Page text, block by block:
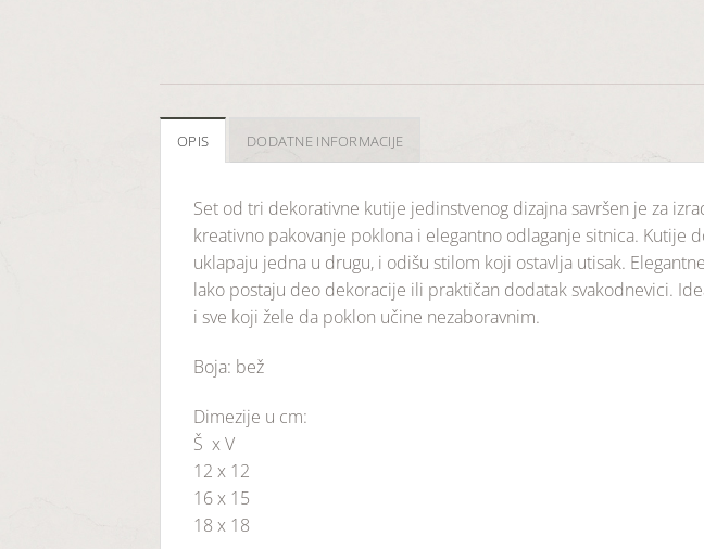
OPIS DODATNE INFORMACIJE
Set od tri dekorativne kutije jedinstvenog dizajna savršen je za
kreativno pakovanje poklona i elegantno odlaganje sitnica. Kutije
uklapaju jedna u drugu, i odišu stilom koji ostavlja utisak.
lako postaju deo dekoracije ili praktičan dodatak svakodnevici.
i sve koji žele da poklon učine nezaboravnim.
Boja: bež
Dimezije u cm:
Š x V
12 x 12
16 x 15
18 x 18